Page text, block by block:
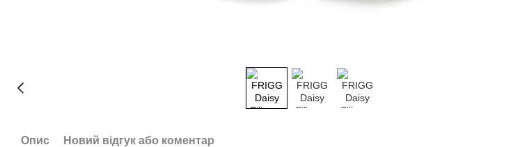
Опис
Новий відгук або коментар